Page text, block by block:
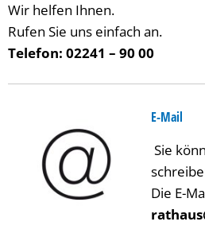
Wir helfen Ihnen.
Rufen Sie uns einfach an.
Telefon: 02241 – 90 00
E-Mail
Sie
Die E-